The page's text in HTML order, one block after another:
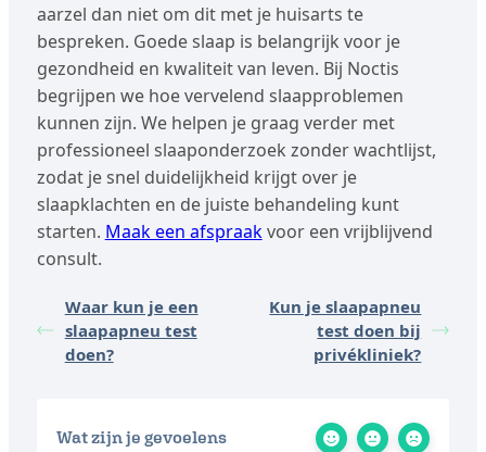
aarzel dan niet om dit met je huisarts te
bespreken. Goede slaap is belangrijk voor je
gezondheid en kwaliteit van leven. Bij Noctis
begrijpen we hoe vervelend slaapproblemen
kunnen zijn. We helpen je graag verder met
professioneel slaaponderzoek zonder wachtlijst,
zodat je snel duidelijkheid krijgt over je
slaapklachten en de juiste behandeling kunt
starten. Maak een afspraakvoor een vrijblijvend
consult.
Waar kun je een
slaapapneu test
doen?
Kun je slaapapneu
test doen bij
privékliniek?
Wat zijn je gevoelens